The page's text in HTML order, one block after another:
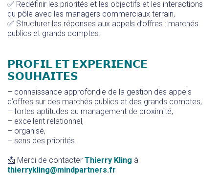
✅ Redéfinir les priorités et les objectifs et les interactions
du pôle avec les managers commerciaux terrain,
✅ Structurer les réponses aux appels d’offres : marchés
publics et grands comptes.
𝗣𝗥𝗢𝗙𝗜𝗟 𝗘𝗧 𝗘𝗫𝗣𝗘𝗥𝗜𝗘𝗡𝗖𝗘
𝗦𝗢𝗨𝗛𝗔𝗜𝗧𝗘𝗦
– connaissance approfondie de la gestion des appels
d’offres sur des marchés publics et des grands comptes,
– fortes aptitudes au management de proximité,
– excellent relationnel,
– organisé,
– sens des priorités.
📩 Merci de contacter Thierry Kling à
thierrykling@mindpartners.fr